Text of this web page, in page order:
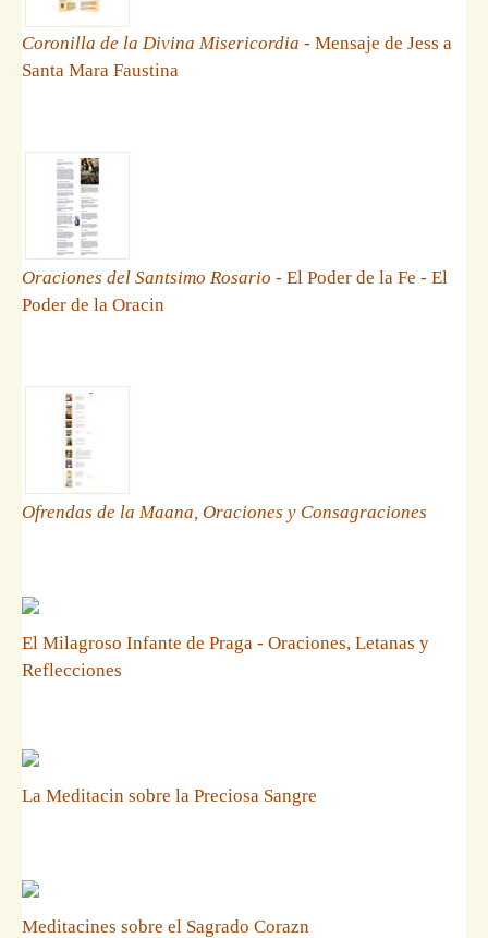
Coronilla de la Divina Misericordia - Mensaje de Jess a
Santa Mara Faustina
Oraciones del Santsimo Rosario - El Poder de la Fe - El
Poder de la Oracin
Ofrendas de la Maana, Oraciones y Consagraciones
El Milagroso Infante de Praga - Oraciones, Letanas y
Reflecciones
La Meditacin sobre la Preciosa Sangre
Meditacines sobre el Sagrado Corazn